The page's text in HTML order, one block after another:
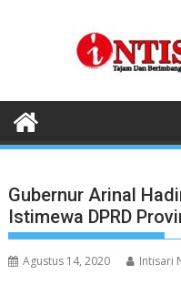
Gubernur Arinal
Istimewa DPRD
Agustus 14, 2020 Intisari